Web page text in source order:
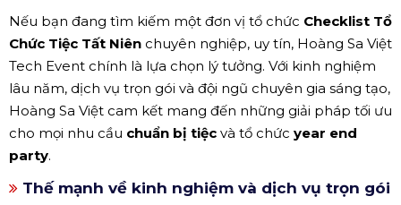
Nếu bạn đang tìm kiếm một đơn vị tổ chức Checklist Tổ
Chức Tiệc Tất Niên chuyên nghiệp, uy tín, Hoàng Sa Việt
Tech Event chính là lựa chọn lý tưởng. Với kinh nghiệm
lâu năm, dịch vụ trọn gói và đội ngũ chuyên gia sáng tạo,
Hoàng Sa Việt cam kết mang đến những giải pháp tối ưu
cho mọi nhu cầu chuẩn bị tiệc và tổ chức year end
party.
Thế mạnh về kinh nghiệm và dịch vụ trọn gói